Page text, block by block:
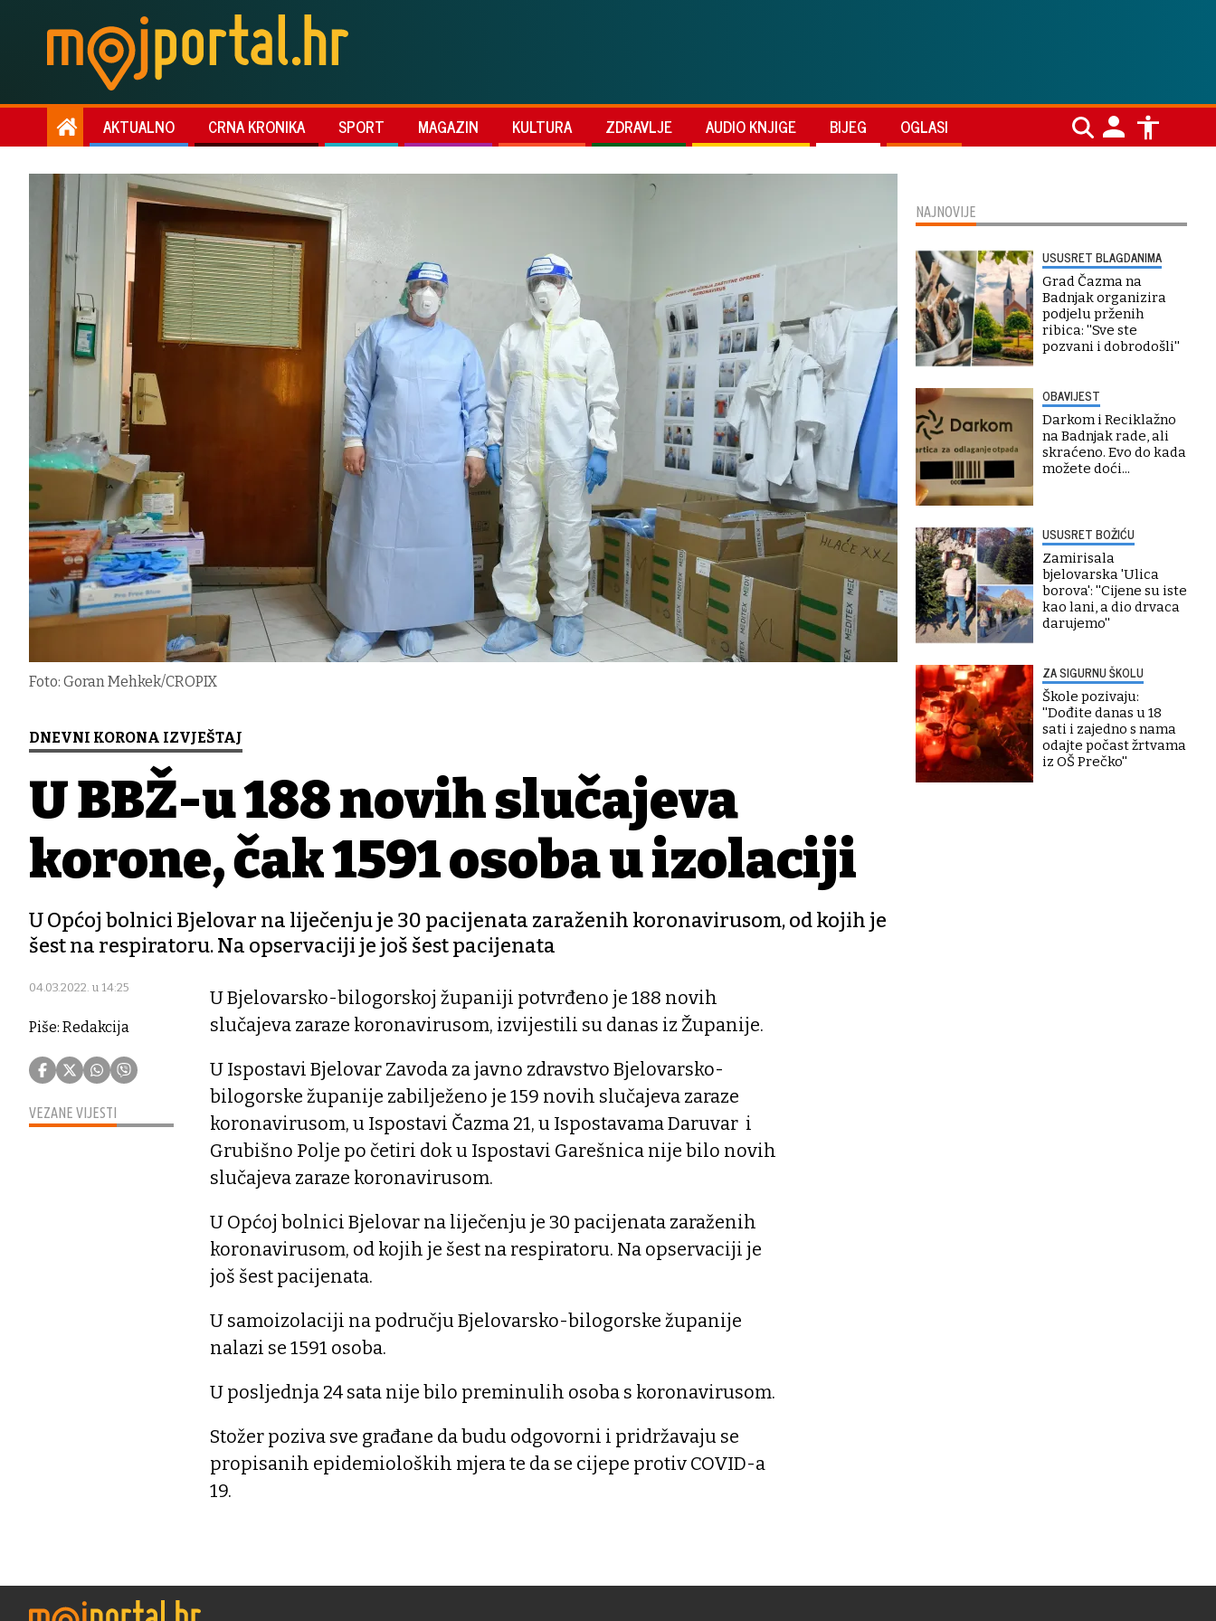
AKTUALNO CRNA KRONIKA SPORT MAGAZIN KULTURA ZDRAVLJE AUDIO KNJIGE BIJEG OGLASI
Foto: Goran Mehkek/CROPIX
DNEVNI KORONA IZVJEŠTAJ
U BBŽ-u 188 novih slučajeva
korone, čak 1591 osoba u izolaciji
U Općoj bolnici Bjelovar na liječenju je 30 pacijenata zaraženih koronavirusom, od kojih je
šest na respiratoru. Na opservaciji je još šest pacijenata
04.03.2022. u 14:25
Piše: Redakcija
VEZANE VIJESTI
U Bjelovarsko-bilogorskoj županiji potvrđeno je 188 novih
slučajeva zaraze koronavirusom, izvijestili su danas iz Županije.
U Ispostavi Bjelovar Zavoda za javno zdravstvo Bjelovarsko-
bilogorske županije zabilježeno je 159 novih slučajeva zaraze
koronavirusom, u Ispostavi Čazma 21, u Ispostavama Daruvar i
Grubišno Polje po četiri dok u Ispostavi Garešnica nije bilo novih
slučajeva zaraze koronavirusom.
U Općoj bolnici Bjelovar na liječenju je 30 pacijenata zaraženih
koronavirusom, od kojih je šest na respiratoru. Na opservaciji je
još šest pacijenata.
U samoizolaciji na području Bjelovarsko-bilogorske županije
nalazi se 1591 osoba.
U posljednja 24 sata nije bilo preminulih osoba s koronavirusom.
Stožer poziva sve građane da budu odgovorni i pridržavaju se
propisanih epidemioloških mjera te da se cijepe protiv COVID-a
19.
NAJNOVIJE
USUSRET BLAGDANIMA
Grad Čazma na
Badnjak organizira
podjelu prženih
ribica: ''Sve ste
pozvani i dobrodošli''
OBAVIJEST
Darkom i Reciklažno
na Badnjak rade, ali
skraćeno. Evo do kada
možete doći...
USUSRET BOŽIĆU
Zamirisala
bjelovarska 'Ulica
borova': ''Cijene su iste
kao lani, a dio drvaca
darujemo''
ZA SIGURNU ŠKOLU
Škole pozivaju:
''Dođite danas u 18
sati i zajedno s nama
odajte počast žrtvama
iz OŠ Prečko''